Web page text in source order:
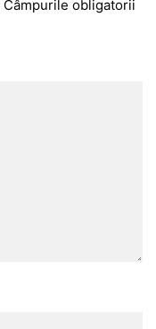
Câmpurile obligatorii